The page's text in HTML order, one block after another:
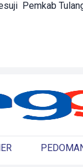
Pemkab